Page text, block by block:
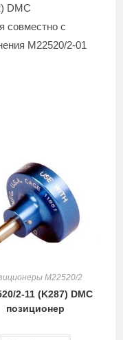
DMC
совместно с
M22520/2-01
M22520/2
2-11 (K287) DMC
позиционер